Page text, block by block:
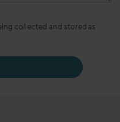
collected and stored as